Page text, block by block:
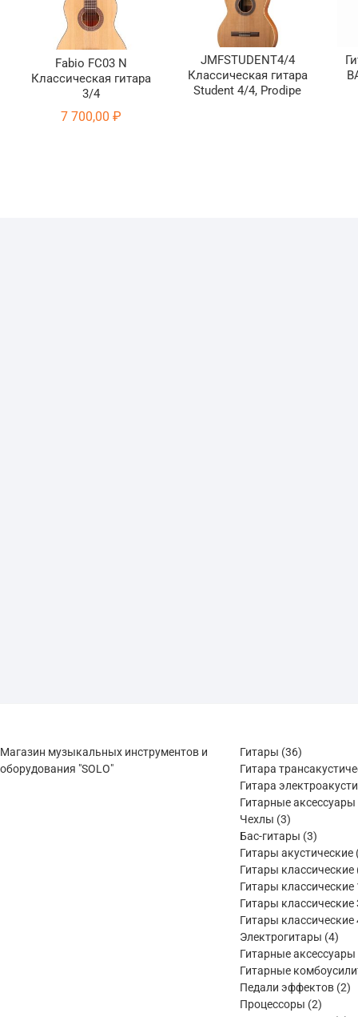
Fabio FC03 N
Классическая гитара
3/4
7 700,00 ₽
JMFSTUDENT4/4
Классическая гитара
Student 4/4, Prodipe
Магазин музыкальных инструментов и
оборудования "SOLO"
Гитары 3636
товаров
Гитара
Гитара
Гитарные аксессуары
Чехлы 33
товара
Бас-гитары 33
товара
Гитары акустические
Гитары классические
Гитары классические
Гитары классические
Гитары классические
Электрогитары 44
Гитарные аксессуары
Гитарные
Педали эффектов 22
Процессоры 22